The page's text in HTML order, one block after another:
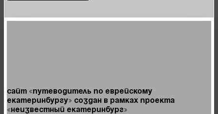
Сайт «Путеводитель по Еврейскому
Екатеринбургу» создан в рамках проекта
«Неизвестный Екатеринбург»